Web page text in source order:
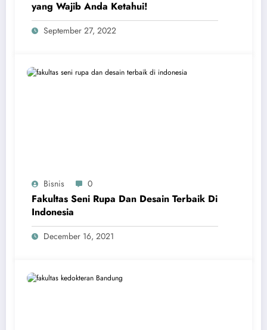
yang Wajib Anda Ketahui!
September 27, 2022
Bisnis 0
Fakultas Seni Rupa Dan Desain Terbaik Di
Indonesia
December 16, 2021